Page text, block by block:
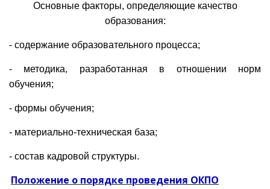
Основные факторы, определяющие качество
образования:
- содержание образовательного процесса;
- методика, разработанная в отношении норм
обучения;
- формы обучения;
- материально-техническая база;
- состав кадровой структуры.
Положение о порядке проведения ОКПО